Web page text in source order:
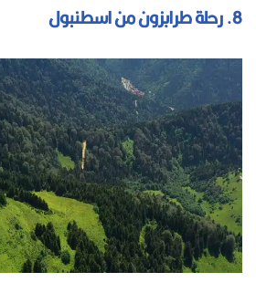
8. رحلة طرابزون من اسطنبول